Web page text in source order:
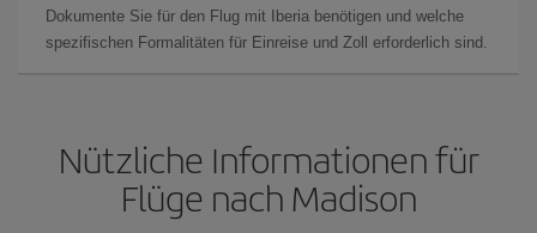
Dokumente Sie für den Flug mit Iberia benötigen und welche
spezifischen Formalitäten für Einreise und Zoll erforderlich sind.
Nützliche Informationen für
Flüge nach Madison